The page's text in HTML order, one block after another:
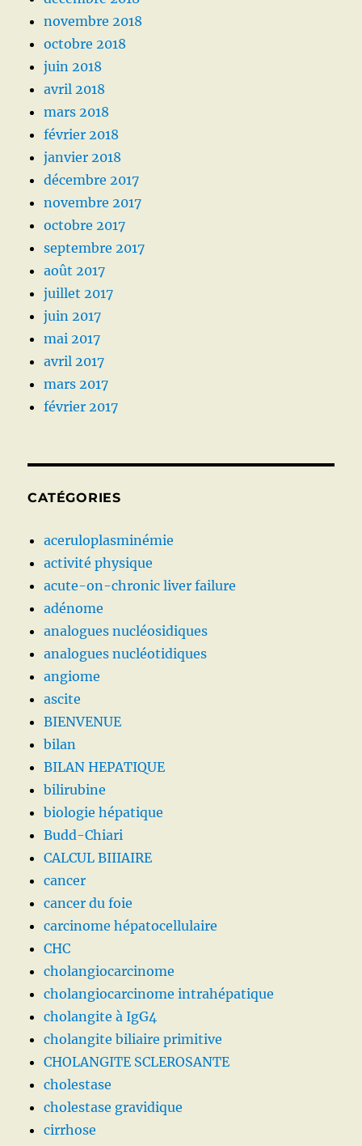
novembre 2018
octobre 2018
juin 2018
avril 2018
mars 2018
février 2018
janvier 2018
décembre 2017
novembre 2017
octobre 2017
septembre 2017
août 2017
juillet 2017
juin 2017
mai 2017
avril 2017
mars 2017
février 2017
CATÉGORIES
aceruloplasminémie
activité physique
acute-on-chronic liver failure
adénome
analogues nucléosidiques
analogues nucléotidiques
angiome
ascite
BIENVENUE
bilan
BILAN HEPATIQUE
bilirubine
biologie hépatique
Budd-Chiari
CALCUL BIIIAIRE
cancer
cancer du foie
carcinome hépatocellulaire
CHC
cholangiocarcinome
cholangiocarcinome intrahépatique
cholangite à IgG4
cholangite biliaire primitive
CHOLANGITE SCLEROSANTE
cholestase
cholestase gravidique
cirrhose